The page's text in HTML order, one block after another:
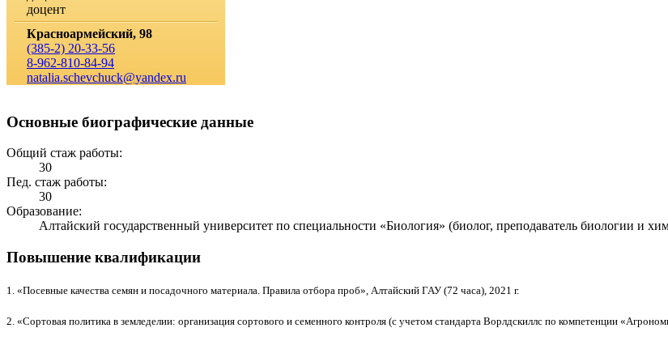
доцент
Красноармейский, 98
(385-2) 20-33-56
8-962-810-84-94
natalia.schevchuck@yandex.ru
Основные биографические данные
Общий стаж работы:
30
Пед. стаж работы:
30
Образование:
Алтайский государственный университет по специальности «Биология» (биолог, преподаватель биологии и
Повышение квалификации
1. «Посевные качества семян и посадочного материала. Правила отбора проб», Алтайский ГАУ (72 часа), 2021 г.
2. «Сортовая политика в земледелии: организация сортового и семенного контроля (с учетом стандарта Ворлдскиллс по компетенции